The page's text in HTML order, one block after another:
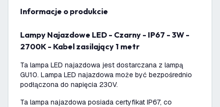
informacje o produkcie
Lampy Najazdowe LED - Czarny - IP67 - 3W -
2700K - Kabel zasilający 1 metr
Ta lampa LED najazdowa jest dostarczana z lampą
GU10. Lampa LED najazdowa może być bezpośrednio
podłączona do napięcia 230V.
Ta lampa najazdowa posiada certyfikat IP67, co